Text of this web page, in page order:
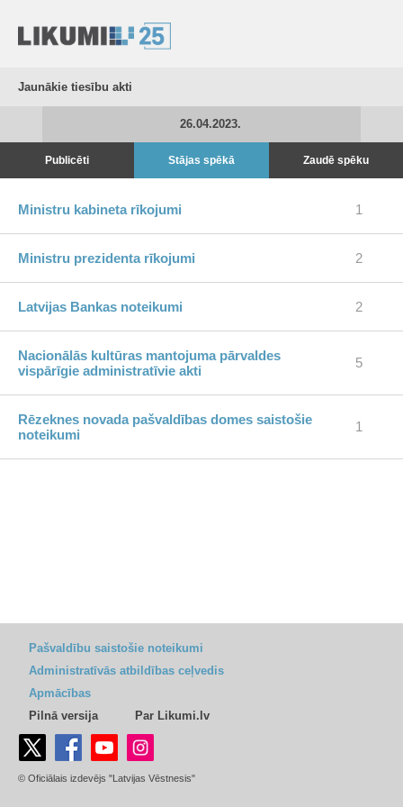
Jaunākie tiesību akti
26.04.2023.
Publicēti Stājas spēkā Zaudē spēku
Ministru kabineta rīkojumi 1
Ministru prezidenta rīkojumi 2
Latvijas Bankas noteikumi 2
Nacionālās kultūras mantojuma pārvaldes
vispārīgie administratīvie akti
5
Rēzeknes novada pašvaldības domes saistošie
noteikumi
1
Pašvaldību saistošie noteikumi
Administratīvās atbildības ceļvedis
Apmācības
Pilnā versija
Par Likumi.lv
© Oficiālais izdevējs "Latvijas Vēstnesis"